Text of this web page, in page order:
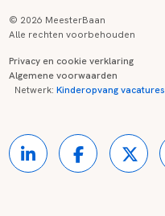
Kinderopvang
Zij-instroom informatie
Onderwijsregio's
Registreren
Contact
Onderwijs links
Partners
© 2026 MeesterBaan
Alle rechten voorbehouden
Privacy en cookie verklaring
Algemene voorwaarden
Netwerk:Kinderopvang vacatures